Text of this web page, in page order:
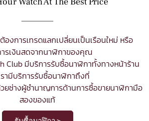
งการเทรดแลกเปลี่ยนเป็นเรือนใหม่ หรือ
รเงินสดจากนาฬิกาของคุณ
Club มีบริการรับซื้อนาฬิกาทั้งทางหน้าร้าน
รามีบริการรับซื้อนาฬิกาถึงที่
วยช่างผู้ชำนาญการด้านการซื้อขายนาฬิกามือ
สองของแท้